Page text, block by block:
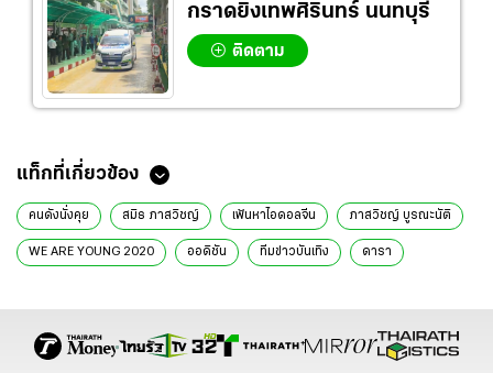
กราดยิงเทพศิรินทร์ นนทบุรี
ติดตาม
ข่าวที่เกี่ยวข้อง
ดวงใจเทวพรหม "ลออจันทร์" ได้คิวลงจอเรื่องแรก "กลัฟ-จีน่า" จับคู่เคมี
ทัชใจ
แม่เกตุ น้ำตาไหลเลิก ลุงวิทย์ ลั่นวันหนึ่งต้องอยู่ให้ได้ ขอให้กำลังใจทั้งสอง